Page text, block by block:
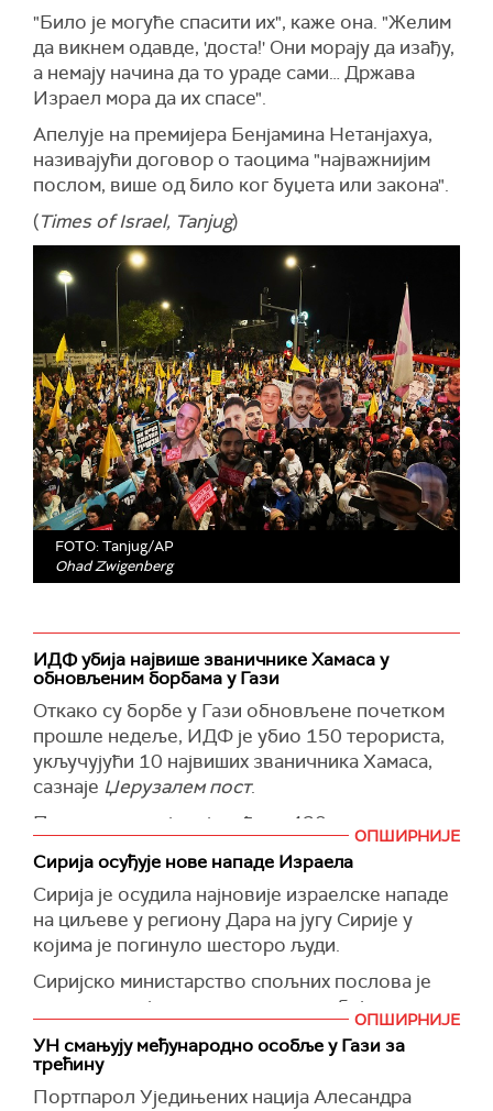
"Било је могуће спасити их", каже она. "Желим
да викнем одавде, 'доста!' Они морају да изађу,
а немају начина да то ураде сами… Држава
Израел мора да их спасе".
Апелује на премијера Бенјамина Нетанјахуа,
називајући договор о таоцима "најважнијим
послом, више од било ког буџета или закона".
(Times of Israel, Tanjug)
FOTO: Tanjug/AP
Ohad Zwigenberg
ИДФ убија највише званичнике Хамаса у
обновљеним борбама у Гази
Откако су борбе у Гази обновљене почетком
прошле недеље, ИДФ је убио 150 терориста,
укључујући 10 највиших званичника Хамаса,
сазнаје Џерузалем пост.
Поред тога, војска је гађала 420
терористичких инфраструктурних локација,
укључујући зграде, тунеле и возила.
Наводи се да је у одређеним областима војска
ушла читав километар у Газу, посебно у
областима из којих су терористи испалили
ракете, укључујући Ницарим, Беит Лахиа,
делове Кан Јуниса и Џабалију.
У овим областима војска је извршила
евакуацију и ушла пуном снагом.
ОПШИРНИЈЕ
Сирија осуђује нове нападе Израела
Сирија је осудила најновије израелске нападе
на циљеве у региону Дара на југу Сирије у
којима је погинуло шесторо људи.
Сиријско министарство спољних послова је
позвало своје сународнике да одбију све
покушаје расељавања или наметања нових
реалности на терену, пренели су локални
медији, наводи
ОПШИРНИЈЕ
УН смањују међународно особље у Гази за
трећину
Портпарол Уједињених нација Алесандра